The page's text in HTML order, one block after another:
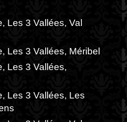
Les 3 Vallées, Val
Les 3 Vallées, Méribel
Les 3 Vallées,
Les 3 Vallées, Les